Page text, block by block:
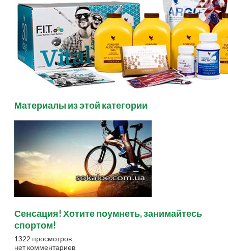
Материалы из этой категории
Сенсация! Хотите поумнеть, занимайтесь
спортом!
1322 просмотров
нет комментариев